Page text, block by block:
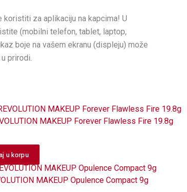
koristiti za aplikaciju na kapcima! U
(mobilni telefon, tablet, laptop,
boje na vašem ekranu (displeju) može
prirodi.
MAKEUP Forever Flawless Fire 19.8g
u korpu
MAKEUP Opulence Compact 9g